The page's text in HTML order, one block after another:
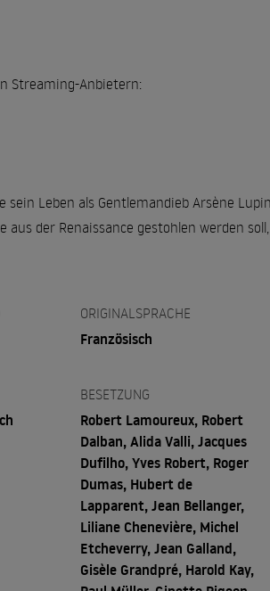
Streaming-Anbietern:
Leben als Gentlemandieb Arsène
aus der Renaissance gestohlen werden
ORIGINALSPRACHE
Französisch
BESETZUNG
Robert Lamoureux, Robert
Dalban, Alida Valli, Jacques
Dufilho, Yves Robert, Roger
Dumas, Hubert de
Lapparent, Jean Bellanger,
Liliane Chenevière, Michel
Etcheverry, Jean Galland,
Gisèle Grandpré, Harold Kay,